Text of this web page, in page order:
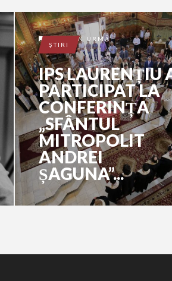
9 ANI ÎN URMĂ
ŞTIRI
IPS LAURENȚIU
PARTICIPAT LA
CONFERINȚA
„SFÂNTUL
MITROPOLIT
ANDREI
ȘAGUNA”...